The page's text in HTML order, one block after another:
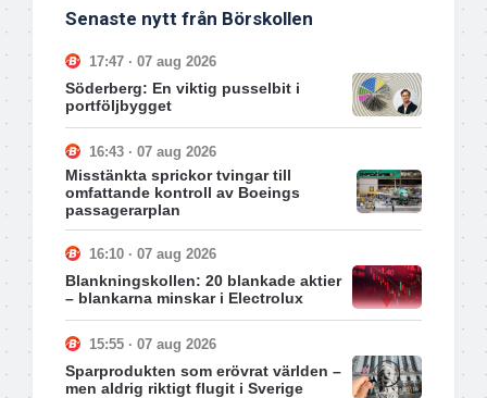
Senaste nytt från Börskollen
17:47 · 07 aug 2026
Söderberg: En viktig pusselbit i
portföljbygget
16:43 · 07 aug 2026
Misstänkta sprickor tvingar till
omfattande kontroll av Boeings
passagerarplan
16:10 · 07 aug 2026
Blankningskollen: 20 blankade aktier
– blankarna minskar i Electrolux
15:55 · 07 aug 2026
Sparprodukten som erövrat världen –
men aldrig riktigt flugit i Sverige